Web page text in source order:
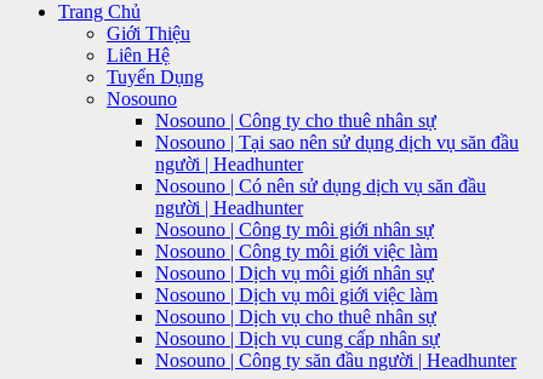
Trang Chủ
Giới Thiệu
Liên Hệ
Tuyển Dụng
Nosouno
Nosouno | Công ty cho thuê nhân sự
Nosouno | Tại sao nên sử dụng dịch vụ săn đầu
người | Headhunter
Nosouno | Có nên sử dụng dịch vụ săn đầu
người | Headhunter
Nosouno | Công ty môi giới nhân sự
Nosouno | Công ty môi giới việc làm
Nosouno | Dịch vụ môi giới nhân sự
Nosouno | Dịch vụ môi giới việc làm
Nosouno | Dịch vụ cho thuê nhân sự
Nosouno | Dịch vụ cung cấp nhân sự
Nosouno | Công ty săn đầu người | Headhunter